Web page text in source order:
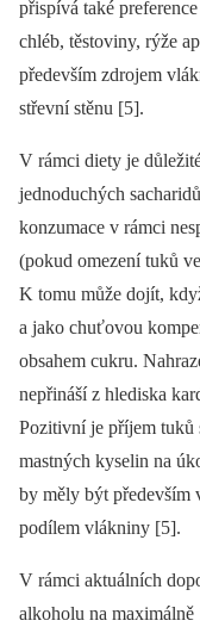
přispívá také
chléb, těstoviny, rýže
především zdrojem
střevní stěnu [5].
V rámci diety je
jednoduchých
konzumace v rámci
(pokud omezení tuků
K tomu může dojít,
a jako chuťovou
obsahem cukru.
nepřináší z hlediska
Pozitivní je příjem tuků
mastných kyselin na
by měly být především
podílem vlákniny [5].
V rámci aktuálních
alkoholu na